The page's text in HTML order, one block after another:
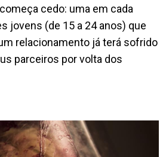
cedo: uma em cada
jovens (de 15 a 24 anos) que
relacionamento já terá sofrido
parceiros por volta dos